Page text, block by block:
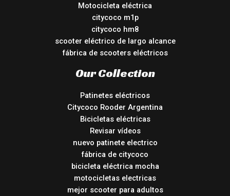
Motocicleta eléctrica
citycoco m1p
citycoco hm8
scooter eléctrico de largo alcance
fábrica de scooters eléctricos
Our Collection
Patinetes eléctricos
Citycoco Rooder Argentina
Bicicletas eléctricas
Revisar vídeos
nuevo patinete electrico
fábrica de citycoco
bicicleta eléctrica mocha
motocicletas electricas
mejor scooter para adultos